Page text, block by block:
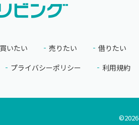
買いたい 売りたい 借りたい
プライバシーポリシー 利用規約
©2026